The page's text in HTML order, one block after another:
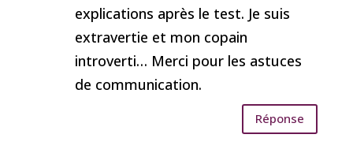
explications après le test. Je suis
extravertie et mon copain
introverti… Merci pour les astuces
de communication.
Réponse